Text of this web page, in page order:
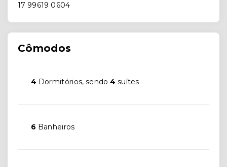
17 99619 0604
Cômodos
4 Dormitórios, sendo4 suítes
6 Banheiros